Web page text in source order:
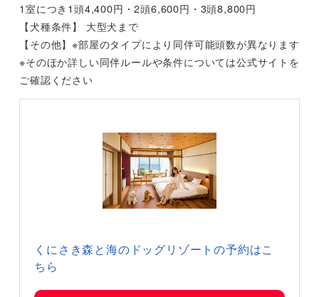
1室につき1頭4,400円・2頭6,600円・3頭8,800円
【犬種条件】 大型犬まで
【その他】※部屋のタイプにより同伴可能頭数が異なります
※そのほか詳しい同伴ルールや条件については公式サイトを
ご確認ください
くにさき森と海のドッグリゾートの予約はこ
ちら